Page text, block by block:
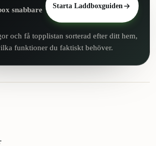
snabbare Starta Laddboxguiden
och få topplistan sorterad efter ditt hem,
funktioner du faktiskt behöver.